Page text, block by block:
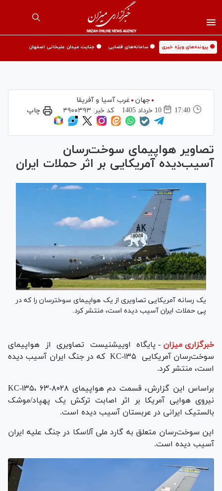
🟡 پرونده‌های ویژه خبری 🟡 سامانه‌های قضایی 🟡 جنایت میدان علیخانی اصفهان
جهان
غرب آسیا و آفریقا
17:40
10 خرداد 1405 کد خبر: ۴۹۰۰۳۹۳ چاپ
تصاویر هواپیمای سوخت‌رسان
آسیب‌دیده آمریکایی بر اثر حملات ایران
یک رسانه آمریکایی تصاویری از یک هواپیمای سوخت‎رسان را که در
پی حملات ایران آسیب دیده است، منتشر کرد.
خبرگزاری میزان - پایگاه اوییشنیست تصاویری از هواپیمای
سوخت‌‎رسان آمریکایی KC-۱۳۵ که در جنگ ایران آسیب دیده
است، منتشر کرد.
براساس این گزارش، قسمت دم هواپیمای KC-۱۳۵، ۶۳-۸۰۲۸
نیروی هوایی آمریکا بر اثر اصابت ترکش یک پهپاد/موشک
بالستیک ایرانی در عربستان آسیب دیده است.
این سوخت‌رسان متعلق به گارد ملی آلاسکا در جنگ علیه ایران
آسیب دیده است.